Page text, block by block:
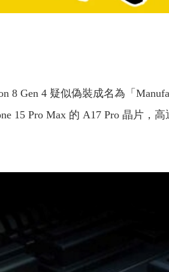
8 Gen 4 疑似偽裝成名為「
15 Pro Max 的 A17 Pro 晶片，